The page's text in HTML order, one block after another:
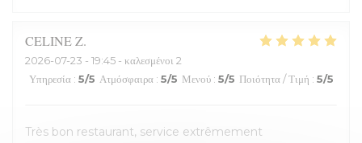
CELINEZ
2026-07-23 - 19:45 - καλεσμένοι 2
Υπηρεσία : 5/5 Ατμόσφαιρα : 5/5 Μενού : 5/5 Ποιότητα / Τιμή : 5/5
Très bon restaurant, service extrêmement